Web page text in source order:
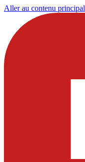
Aller au contenu principal